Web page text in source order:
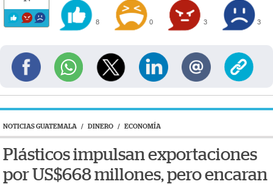
8 0 3 3
NOTICIAS GUATEMALA / DINERO / ECONOMÍA
Plásticos impulsan exportaciones
por US$668 millones, pero encaran